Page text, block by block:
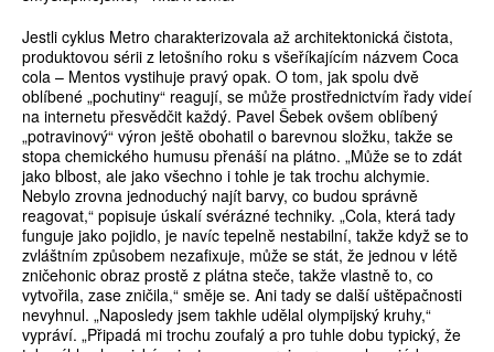
Jestli cyklus Metro charakterizovala až architektonická čistota,
produktovou sérii z letošního roku s všeříkajícím názvem Coca
cola – Mentos vystihuje pravý opak. O tom, jak spolu dvě
oblíbené „pochutiny“ reagují, se může prostřednictvím řady videí
na internetu přesvědčit každý. Pavel Šebek ovšem oblíbený
„potravinový“ výron ještě obohatil o barevnou složku, takže se
stopa chemického humusu přenáší na plátno. „Může se to zdát
jako blbost, ale jako všechno i tohle je tak trochu alchymie.
Nebylo zrovna jednoduchý najít barvy, co budou správně
reagovat,“ popisuje úskalí svérázné techniky. „Cola, která tady
funguje jako pojidlo, je navíc tepelně nestabilní, takže když se to
zvláštním způsobem nezafixuje, může se stát, že jednou v létě
zničehonic obraz prostě z plátna steče, takže vlastně to, co
vytvořila, zase zničila,“ směje se. Ani tady se další uštěpačnosti
nevyhnul. „Naposledy jsem takhle udělal olympijský kruhy,“
vypráví. „Připadá mi trochu zoufalý a pro tuhle dobu typický, že